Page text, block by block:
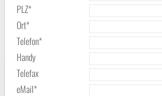
PLZ*
Ort*
Telefon*
Handy
Telefax
eMail*